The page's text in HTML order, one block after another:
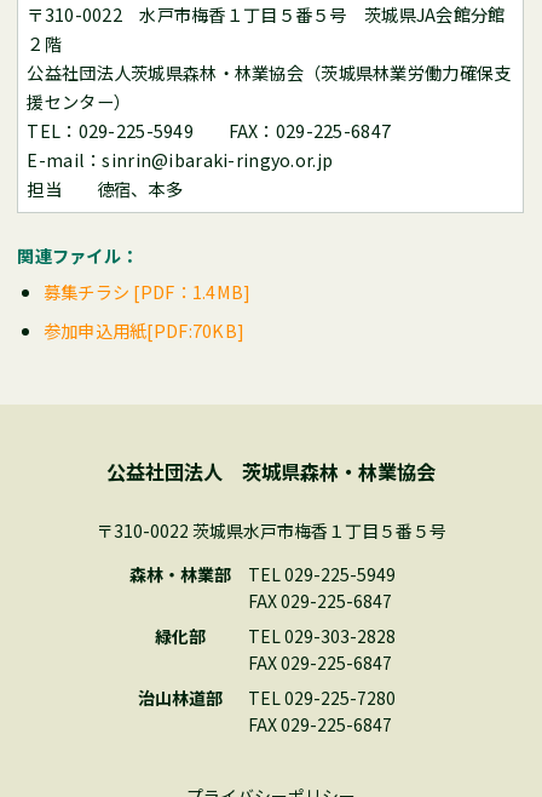
〒310-0022 水戸市梅香１丁目５番５号 茨城県JA会館分館
２階
公益社団法人茨城県森林・林業協会（茨城県林業労働力確保支
援センター）
TEL：029-225-5949 FAX：029-225-6847
E-mail：sinrin@ibaraki-ringyo.or.jp
担当 徳宿、本多
関連ファイル：
募集チラシ [PDF：1.4MB]
参加申込用紙[PDF:70KB]
公益社団法人 茨城県森林・林業協会
〒310-0022 茨城県水戸市梅香１丁目５番５号
森林・林業部
TEL 029-225-5949
FAX 029-225-6847
緑化部
TEL 029-303-2828
FAX 029-225-6847
治山林道部
TEL 029-225-7280
FAX 029-225-6847